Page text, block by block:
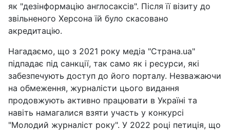
як "дезінформацію англосаксів". Після її візиту до
звільненого Херсона їй було скасовано
акредитацію.
Нагадаємо, що з 2021 року медіа "Страна.ua"
підпадає під санкції, так само як і ресурси, які
забезпечують доступ до його порталу. Незважаючи
на обмеження, журналісти цього видання
продовжують активно працювати в Україні та
навіть намагалися взяти участь у конкурсі
"Молодий журналіст року". У 2022 році петиція, що